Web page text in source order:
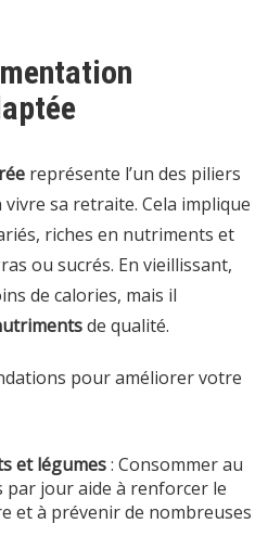
représente l’un des piliers
sa retraite. Cela implique
riches en nutriments et
ou sucrés. En vieillissant,
de calories, mais il
de qualité.
pour améliorer votre
et légumes: Consommer au
par jour aide à renforcer le
et à prévenir de nombreuses